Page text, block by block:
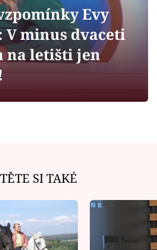
Vary
Evy
V minus dvaceti
na letišti jen
SI TAKÉ